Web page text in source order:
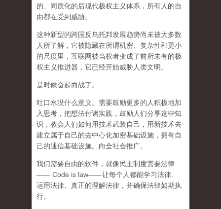
的、同质化的后现代极权主义体系，所有人的自
由都在受到威胁。
这种新型的跨国反乌托邦发展趋势尚未被大多数
人所了解，它被隐藏在所谓机密、复杂性和更小
的尺度里，互联网被当权者变成了前所未有的极
权主义推进器，它已经开始威胁人类文明。
是时候奋起而战了。
吐口水没什么意义。需要鼓励更多的人积极地加
入思考，把想法付诸实践，鼓励人们分享这些知
识，教会人们如何用技术武装自己，用新技术去
建立属于自己的去中心化加密基础设施，拥有自
己的通信基础设施。向全社会推广。
我们需要自由的软件，就像民主制度需要法律
—— Code is law——让每个人都能学习法律、
运用法律、真正的理解法律，并确保法律如期执
行。